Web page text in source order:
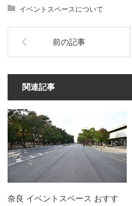
イベントスペースについて
前の記事
関連記事
奈良 イベントスペース おすす